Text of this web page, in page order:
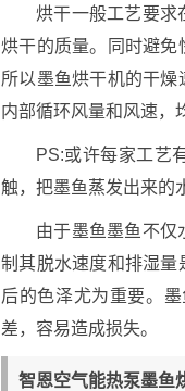
烘干一般工艺要求
烘干的质量。同时避免
所以墨鱼烘干机的干
内部循环风量和风速，
PS:或许每家工艺
触，把墨鱼蒸发出来的
由于墨鱼墨鱼不仅
制其脱水速度和排湿
后的色泽尤为重要。
差，容易造成损失。
智恩空气能热泵墨鱼